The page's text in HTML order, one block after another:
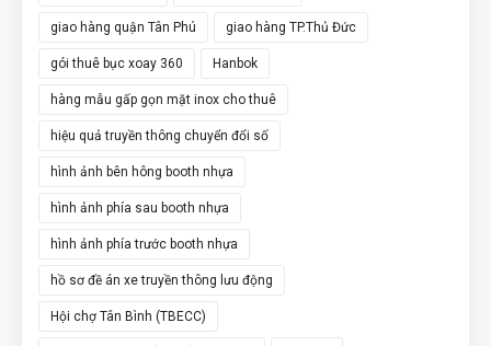
giao hàng quận Tân Phú giao hàng TP.Thủ Đức
gói thuê bục xoay 360 Hanbok
hàng mẫu gấp gọn mặt inox cho thuê
hiệu quả truyền thông chuyển đổi số
hình ảnh bên hông booth nhựa
hình ảnh phía sau booth nhựa
hình ảnh phía trước booth nhựa
hồ sơ đề án xe truyền thông lưu động
Hội chợ Tân Bình (TBECC)